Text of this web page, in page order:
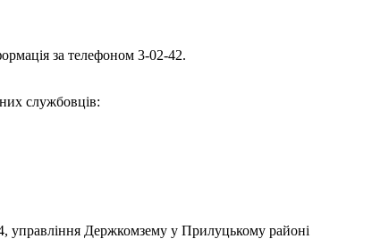
за телефоном 3-02-42.
службовців:
управління Держкомзему у Прилуцькому районі